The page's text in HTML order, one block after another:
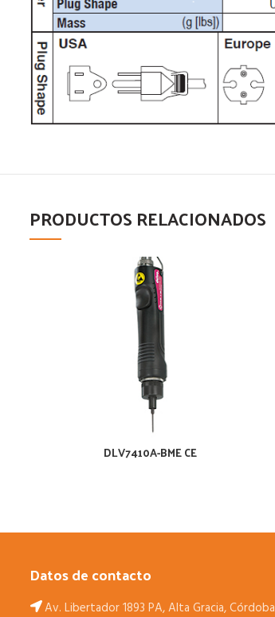
PRODUCTOS RELACIONADOS
DLV7410A-BME CE
Datos de contacto
Av. Libertador 1893 PA, Alta Gracia, Córdoba